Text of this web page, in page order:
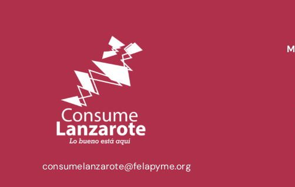
consumelanzarote@felapyme.org